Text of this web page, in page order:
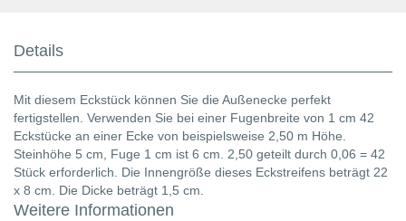
Details
Mit diesem Eckstück können Sie die Außenecke perfekt
fertigstellen. Verwenden Sie bei einer Fugenbreite von 1 cm 42
Eckstücke an einer Ecke von beispielsweise 2,50 m Höhe.
Steinhöhe 5 cm, Fuge 1 cm ist 6 cm. 2,50 geteilt durch 0,06 = 42
Stück erforderlich. Die Innengröße dieses Eckstreifens beträgt 22
x 8 cm. Die Dicke beträgt 1,5 cm.
Weitere Informationen